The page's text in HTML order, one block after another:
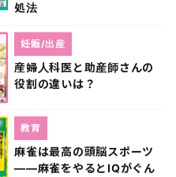
処法
産婦人科医と助産師さんの
役割の違いは？
妊娠/出産
麻雀は最高の頭脳スポーツ
――麻雀をやるとIQがぐん
教育